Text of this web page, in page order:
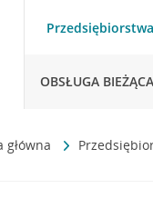
Przedsiębiorstwa
OBSŁUGA BIEŻĄCA
główna